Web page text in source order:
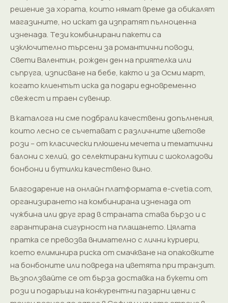
решение за хората, които нямат време да обикалят
магазините, но искат да изпратят пълноценна
изненада. Тези комбинирани пакети са
изключително търсени за романтични поводи,
Свети Валентин, рожден ден на приятелка или
съпруга, изписване на бебе, както и за Осми март,
когато клиентът иска да подари едновременно
свежест и траен сувенир.
В каталога ни сме подбрали качествени допълнения,
които лесно се съчетават с различните цветове
рози – от класически плюшени мечета и тематични
балони с хелий, до селектирани кутии с шоколадови
бонбони и бутилки качествено вино.
Благодарение на онлайн платформата e-cvetia.com,
организирането на комбинирана изненада от
чужбина или друг град в страната става бързо и с
гарантирана сигурност на плащането. Цялата
пратка се превозва внимателно с лични куриери,
което елиминира риска от смачкване на опаковките
на бонбоните или повреда на цветята при транзит.
Възползвайте се от бърза доставка на букети от
рози и подаръци на конкурентни пазарни цени с